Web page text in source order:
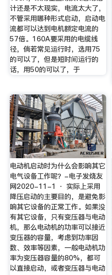
计还是不太现实，电流太大了，
不管采用哪种形式启动，启动电
流都可以达到电机额定电流的
57倍。160A要采用的电缆线
径，倘若常见运行时，选用75
的可以了，但是短时间运行的
话，用50的可以了，于
电动机启动时为什么会影响其它
电气设备工作呢？-电子发烧友
网2020-11-1 · 实际上采用
降压启动的主要目的，是避免影
响其它设备的正常工作。如果没
有其它设备，只有变压器与电动
机，那么电动机的功率可以接近
变压器的容量，考虑到功率因
数、效率等因素，一般电动机功
率为变压器容量的80%，都可
以直接启动，或者变压器与电动